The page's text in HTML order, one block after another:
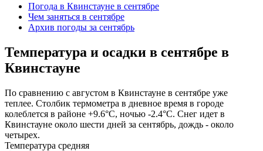
Погода в Квинстауне в сентябре
Чем заняться в сентябре
Архив погоды за сентябрь
Температура и осадки в сентябре в
Квинстауне
По сравнению с августом в Квинстауне в сентябре уже
теплее. Столбик термометра в дневное время в городе
колеблется в районе +9.6°C, ночью -2.4°C. Снег идет в
Квинстауне около шести дней за сентябрь, дождь - около
четырех.
Температура средняя